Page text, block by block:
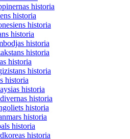
historia
historia
historia
historia
historia
historia
historia
historia
historia
historia
historia
historia
historia
historia
historia